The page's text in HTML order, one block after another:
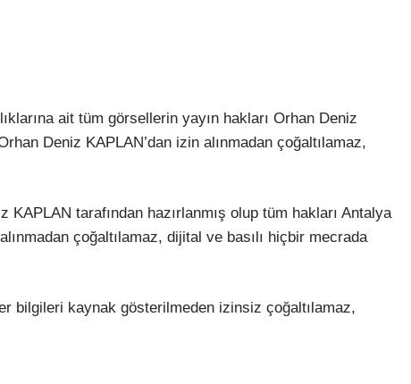
ait tüm görsellerin yayın hakları Orhan Deniz
Deniz KAPLAN’dan izin alınmadan çoğaltılamaz,
tarafından hazırlanmış olup tüm hakları Antalya
çoğaltılamaz, dijital ve basılı hiçbir mecrada
bilgileri kaynak gösterilmeden izinsiz çoğaltılamaz,